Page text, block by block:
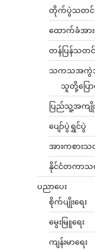
တိုက်ပွဲသတင်
ထောက်ခံအား
တန်ပြန်သတင်
သကသအကွဲအ
သူတို့ပြေ
ပြည်သူ့အကျို
ပျော်ပွဲရွှင်ပွဲ
အားကစားသ
နိုင်ငံတကာသ
ပညာပေး
စိုက်ပျိုးရေး
မွေးမြူရေး
ကျန်းမာရေး